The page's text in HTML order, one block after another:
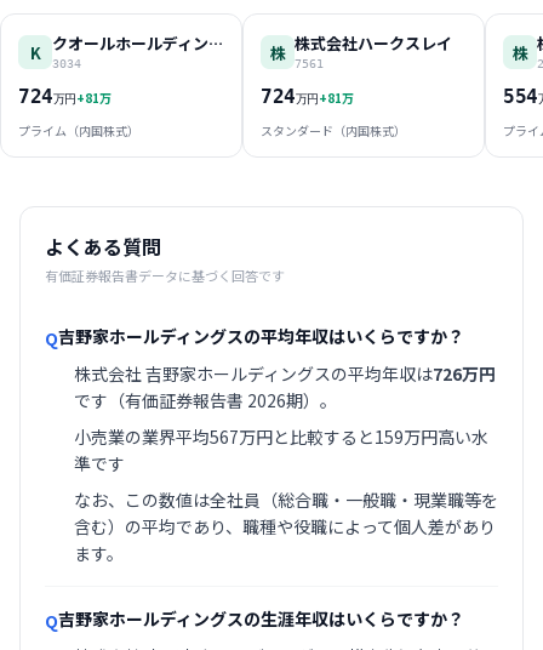
K クオールホールディングス株式会社
3034
724万円+81万
プライム（内国株式）
株 株式会社ハークスレイ
7561
724万円+81万
スタンダード（内国株式）
株
554
プラ
よくある質問
有価証券報告書データに基づく回答です
Q吉野家ホールディングスの平均年収はいくらですか？
株式会社 吉野家ホールディングスの平均年収は726万円
です（有価証券報告書 2026期）。
小売業の業界平均567万円と比較すると159万円高い水
準です
なお、この数値は全社員（総合職・一般職・現業職等を
含む）の平均であり、職種や役職によって個人差があり
ます。
Q吉野家ホールディングスの生涯年収はいくらですか？